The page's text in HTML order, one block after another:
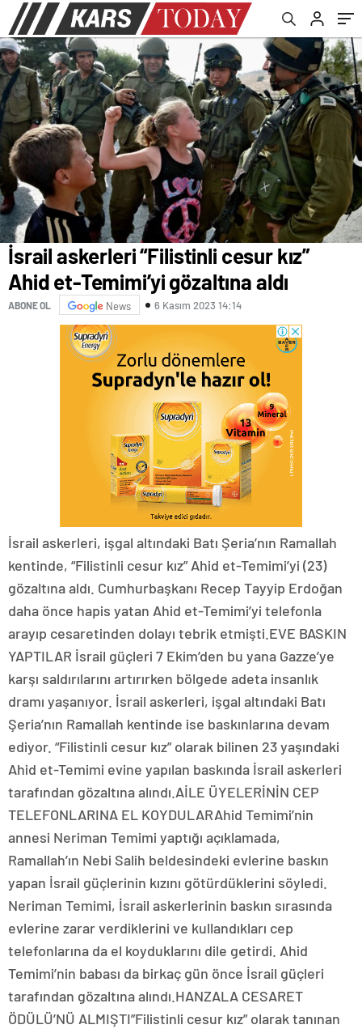
İsrail askerleri “Filistinli cesur kız”
Ahid et-Temimi’yi gözaltına aldı
ABONE OL News 6 Kasım 2023 14:14
İsrail askerleri, işgal altındaki Batı Şeria’nın Ramallah
kentinde, “Filistinli cesur kız” Ahid et-Temimi’yi (23)
gözaltına aldı. Cumhurbaşkanı Recep Tayyip Erdoğan
daha önce hapis yatan Ahid et-Temimi’yi telefonla
arayıp cesaretinden dolayı tebrik etmişti.EVE BASKIN
YAPTILAR İsrail güçleri 7 Ekim’den bu yana Gazze’ye
karşı saldırılarını artırırken bölgede adeta insanlık
dramı yaşanıyor. İsrail askerleri, işgal altındaki Batı
Şeria’nın Ramallah kentinde ise baskınlarına devam
ediyor. “Filistinli cesur kız” olarak bilinen 23 yaşındaki
Ahid et-Temimi evine yapılan baskında İsrail askerleri
tarafından gözaltına alındı.AİLE ÜYELERİNİN CEP
TELEFONLARINA EL KOYDULARAhid Temimi’nin
annesi Neriman Temimi yaptığı açıklamada,
Ramallah’ın Nebi Salih beldesindeki evlerine baskın
yapan İsrail güçlerinin kızını götürdüklerini söyledi.
Neriman Temimi, İsrail askerlerinin baskın sırasında
evlerine zarar verdiklerini ve kullandıkları cep
telefonlarına da el koyduklarını dile getirdi. Ahid
Temimi’nin babası da birkaç gün önce İsrail güçleri
tarafından gözaltına alındı.HANZALA CESARET
ÖDÜLÜ’NÜ ALMIŞTI”Filistinli cesur kız” olarak tanınan
dışı yasağı